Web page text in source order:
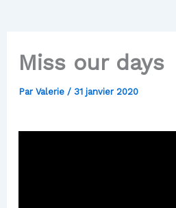
Miss our days
ParValerie /31 janvier 2020